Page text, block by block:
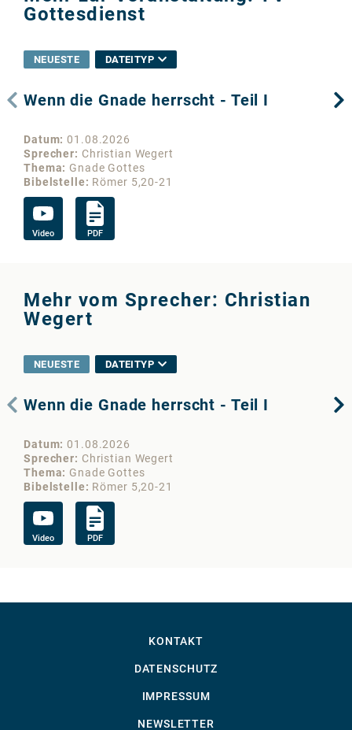
Gottesdienst
NEUESTE DATEITYP
Wenn die Gnade herrscht - Teil I
Datum 01.08.2026
Sprecher
Christian Wegert
Thema
Gnade Gottes
Bibelstelle
Römer 5,20-21
Video PDF
Mehr vom Sprecher: Christian
Wegert
NEUESTE DATEITYP
Wenn die Gnade herrscht - Teil I
Datum 01.08.2026
Sprecher
Christian Wegert
Thema
Gnade Gottes
Bibelstelle
Römer 5,20-21
Video PDF
KONTAKT
DATENSCHUTZ
IMPRESSUM
NEWSLETTER